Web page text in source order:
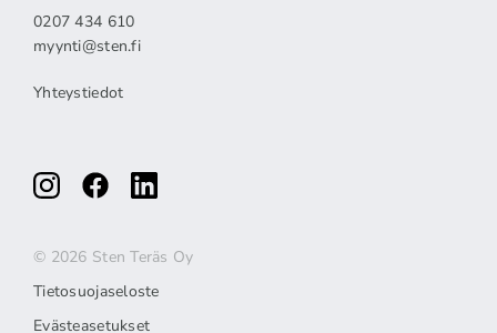
0207 434 610
myynti@sten.fi
Yhteystiedot
© 2026 Sten Teräs Oy
Tietosuojaseloste
Evästeasetukset